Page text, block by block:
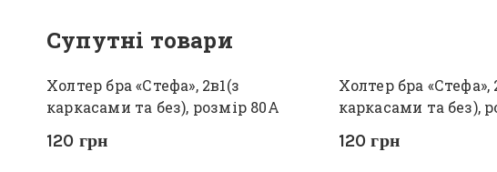
Супутні товари
Холтер бра «Стефа», 2в1(з
каркасами та без), розмір 80А
120 грн
Холтер бра «Стефа»,
каркасами та без),
120грн